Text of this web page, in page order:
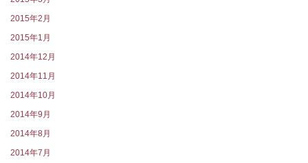
2015年2月
2015年1月
2014年12月
2014年11月
2014年10月
2014年9月
2014年8月
2014年7月